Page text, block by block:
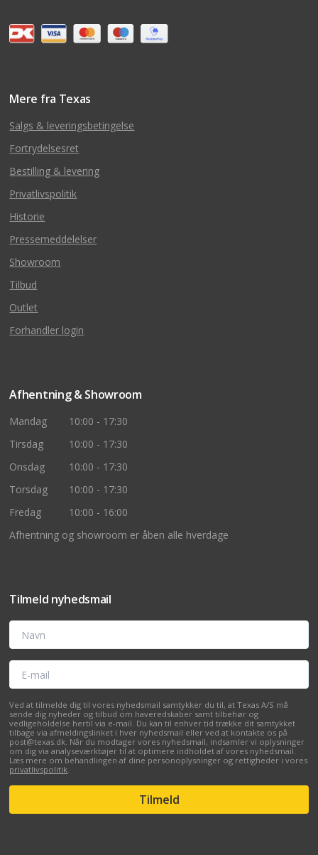
Mere fra Texas
Salgs & leveringsbetingelse
Fortrydelsesret
Bestilling & levering
Privatlivspolitik
Historie
Pressemeddelelser
Showroom
Tilbud
Outlet
Forhandler login
Afhentning & Showroom
Mandag
10:00 - 17:30
Tirsdag
10:00 - 17:30
Onsdag
10:00 - 17:30
Torsdag
10:00 - 17:30
Fredag
10:00 - 16:00
Afhentning og showroom er åben alle hverdage
Tilmeld nyhedsmail
Navn
E-mail
Ved at tilmelde dig til vores nyhedsmail samtykker du til, at Texas A/S må
sende dig nyheder og tilbud om haveredskaber samt tilbehør og
vedligeholdelse hertil via e-mail. Du kan til enhver tid trække dit samtykket
tilbage via afmeldingslinket i hver nyhedsmail eller ved at kontakte os på
post@texas.dk. Når du modtager vores nyhedsmail, indsamler vi oplysninger
om dig via analyseværktøjer til at optimere indholdet af vores nyhedsmail.
Læs mere om behandlingen af dine personoplysninger og rettigheder i vores
privatlivspolitik.